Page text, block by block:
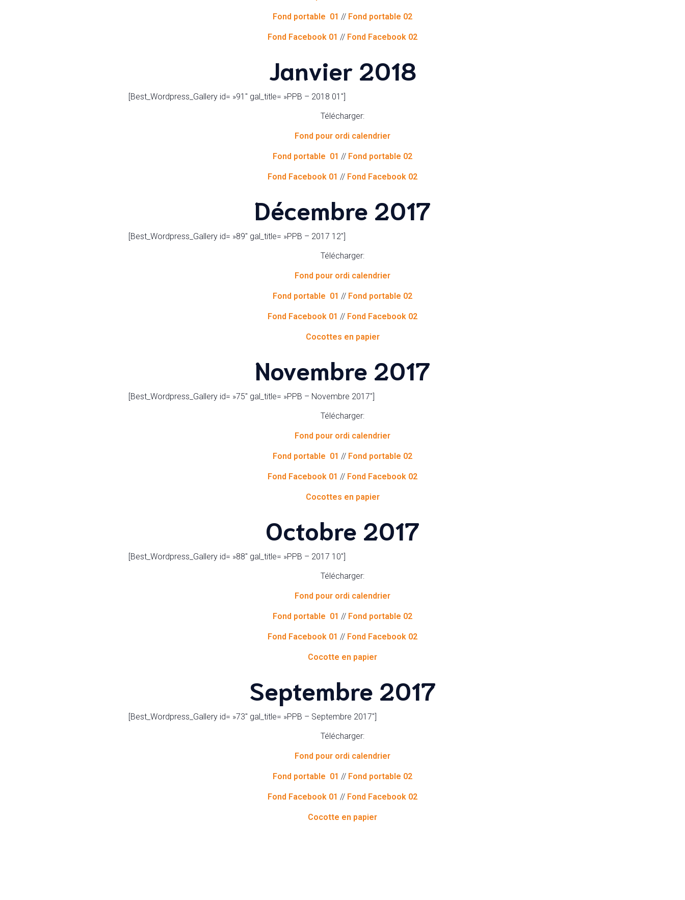
Fond portable 01 // Fond portable 02
Fond Facebook 01 // Fond Facebook 02
Janvier 2018
[Best_Wordpress_Gallery id= »91″ gal_title= »PPB – 2018 01″]
Télécharger:
Fond pour ordi calendrier
Fond portable 01 // Fond portable 02
Fond Facebook 01 // Fond Facebook 02
Décembre 2017
[Best_Wordpress_Gallery id= »89″ gal_title= »PPB – 2017 12″]
Télécharger:
Fond pour ordi calendrier
Fond portable 01 // Fond portable 02
Fond Facebook 01 // Fond Facebook 02
Cocottes en papier
Novembre 2017
[Best_Wordpress_Gallery id= »75″ gal_title= »PPB – Novembre 2017″]
Télécharger:
Fond pour ordi calendrier
Fond portable 01 // Fond portable 02
Fond Facebook 01 // Fond Facebook 02
Cocottes en papier
Octobre 2017
[Best_Wordpress_Gallery id= »88″ gal_title= »PPB – 2017 10″]
Télécharger:
Fond pour ordi calendrier
Fond portable 01 // Fond portable 02
Fond Facebook 01 // Fond Facebook 02
Cocotte en papier
Septembre 2017
[Best_Wordpress_Gallery id= »73″ gal_title= »PPB – Septembre 2017″]
Télécharger:
Fond pour ordi calendrier
Fond portable 01 // Fond portable 02
Fond Facebook 01 // Fond Facebook 02
Cocotte en papier